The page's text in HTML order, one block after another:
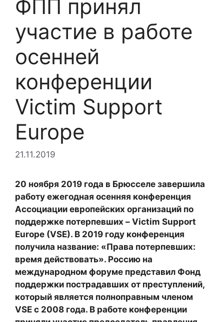
ФПП принял
участие в работе
осенней
конференции
Victim Support
Europe
21.11.2019
20 ноября 2019 года в Брюсселе завершила
работу ежегодная осенняя конференция
Ассоциации европейских организаций по
поддержке потерпевших – Victim Support
Europe (VSE). В 2019 году конференция
получила название: «Права потерпевших:
время действовать». Россию на
международном форуме представил Фонд
поддержки пострадавших от преступлений,
который является полноправным членом
VSE с 2008 года. В работе конференции